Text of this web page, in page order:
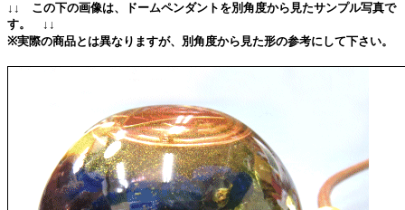
↓↓ この下の画像は、ドームペンダントを別角度から見たサンプル写真で
す。 ↓↓
※実際の商品とは異なりますが、別角度から見た形の参考にして下さい。